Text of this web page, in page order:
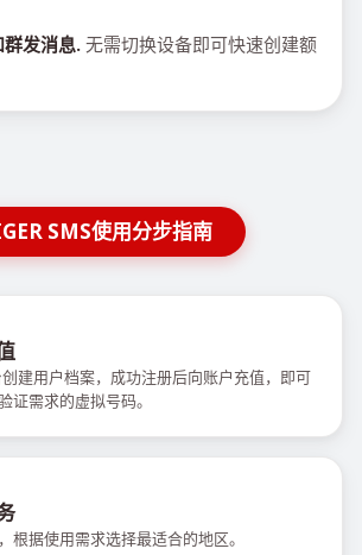
发消息. 无需切换设备即可快速创建额
SMS使用分步指南
建用户档案，成功注册后向账户充值，即可
证需求的虚拟号码。
根据使用需求选择最适合的地区。